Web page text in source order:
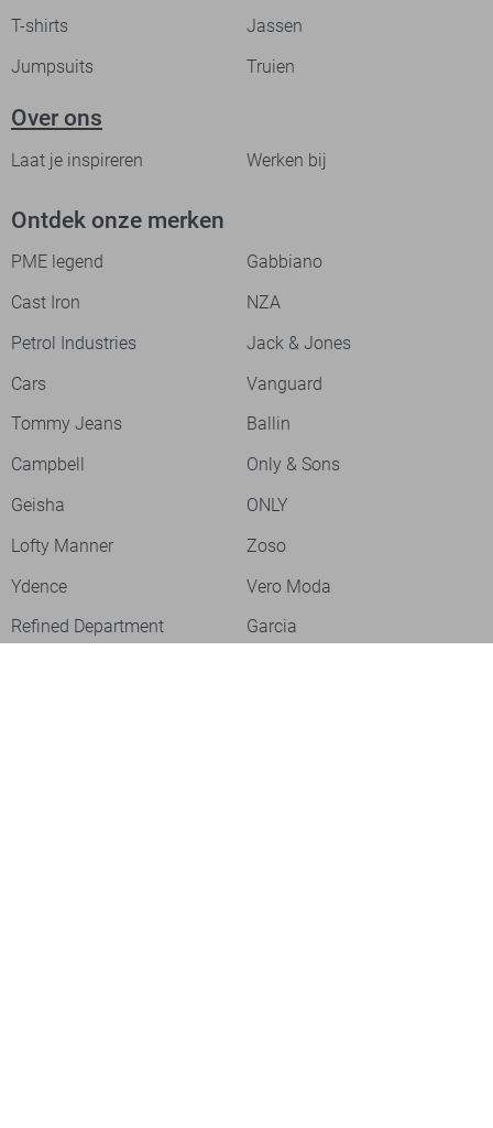
T-shirts
Jassen
Jumpsuits
Truien
Over ons
Laat je inspireren Werken bij
Ontdek onze merken
PME legend
Gabbiano
Cast Iron
NZA
Petrol Industries
Jack & Jones
Cars
Vanguard
Tommy Jeans
Ballin
Campbell
Only & Sons
Geisha
ONLY
Lofty Manner
Zoso
Ydence
Vero Moda
Refined Department
Garcia